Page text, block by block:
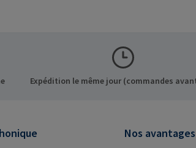
Expédition le même jour (commandes
Nos avantages